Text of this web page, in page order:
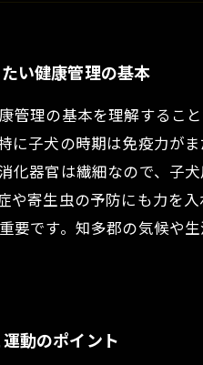
で始めるトイプードル子
い健康管理の基本
理の基本を理解するこ
に子犬の時期は免疫力が
化器官は繊細なので、子
や寄生虫の予防にも力を
要です。知多郡の気候や
動のポイント